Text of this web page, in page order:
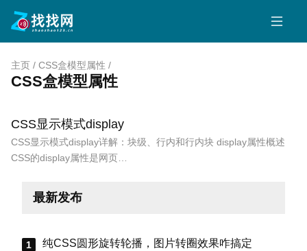
主页 / CSS盒模型属性 /
CSS盒模型属性
CSS显示模式display
CSS显示模式display详解：块级、行内和行内块 display属性概述
CSS的display属性是网页…
最新发布
纯CSS圆形旋转轮播，图片转圈效果咋搞定